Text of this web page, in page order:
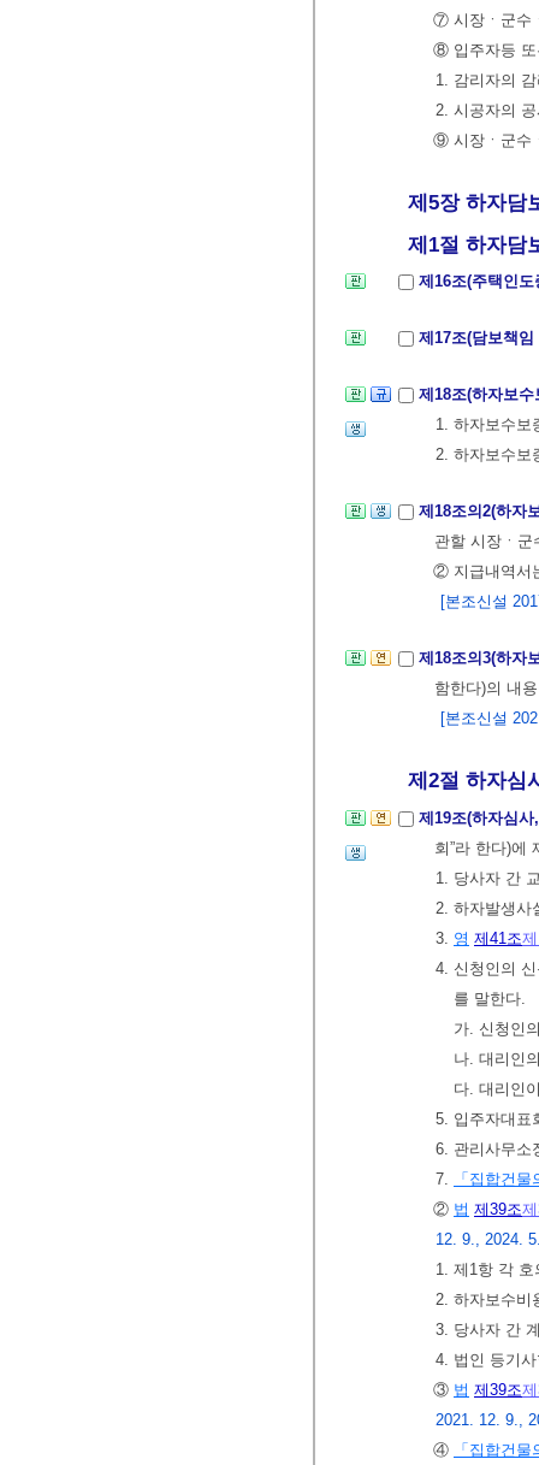
⑦ 시장ㆍ군수
⑧ 입주자등
1. 감리자의
2. 시공자의
⑨ 시장ㆍ군수
제5장 하자담보
제1절 하자담보
제16조(주택인
제17조(담보책
제18조(하자보
1. 하자보수보
2. 하자보수보
제18조의2(하자
관할 시장ㆍ군
② 지급내역서
[본조신설
제18조의3(하자
함한다)의 내
[본조신설
제2절 하자심사
제19조(하자심
회”라 한다)에
1. 당사자 간
2. 하자발생사
3. 영 제41조
4. 신청인의
를 말한다.
가. 신청인
나. 대리인
다. 대리인
5. 입주자대표
6. 관리사무소
7.
「집합건
② 법 제39조
12. 9., 2024.
1. 제1항 각 호
2. 하자보수비
3. 당사자 간
4. 법인 등기
③ 법 제39조
2021. 12. 9.,
④
「집합건